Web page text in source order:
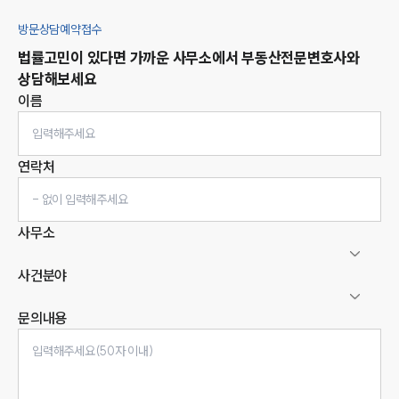
방문상담예약접수
법률고민이 있다면 가까운 사무소에서 부동산전문변호사와
상담해보세요
이름
연락처
사무소
사건분야
문의내용